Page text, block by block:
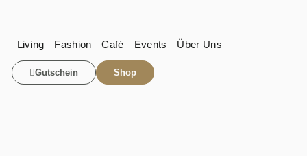
Living Fashion Café Events Über Uns
Gutschein Shop